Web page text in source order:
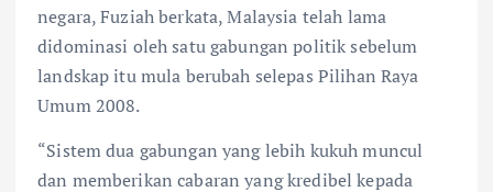
negara, Fuziah berkata, Malaysia telah lama
didominasi oleh satu gabungan politik sebelum
landskap itu mula berubah selepas Pilihan Raya
Umum 2008.
“Sistem dua gabungan yang lebih kukuh muncul
dan memberikan cabaran yang kredibel kepada